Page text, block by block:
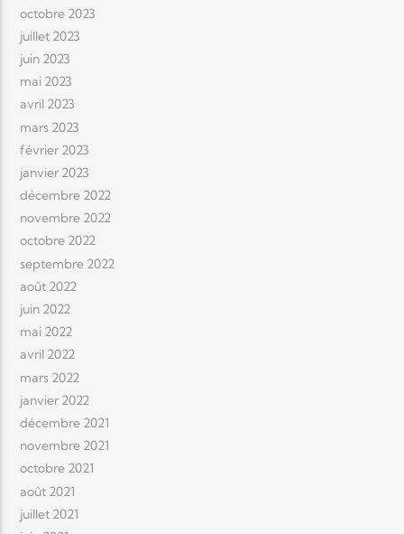
octobre 2023
juillet 2023
juin 2023
mai 2023
avril 2023
mars 2023
février 2023
janvier 2023
décembre 2022
novembre 2022
octobre 2022
septembre 2022
août 2022
juin 2022
mai 2022
avril 2022
mars 2022
janvier 2022
décembre 2021
novembre 2021
octobre 2021
août 2021
juillet 2021